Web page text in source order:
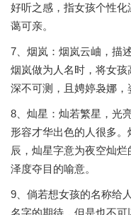
好听之感，指女孩个性
蔼可亲。
7、烟岚：烟岚云岫，描
烟岚做为人名时，将女
深不可测，且娉婷袅娜，
8、灿星：灿若繁星，光
形容才华出色的人很多
辰，灿星字意为夜空灿
泽度夺目的喻意。
9、倘若想女孩的名称给
名字的期待，但是也不